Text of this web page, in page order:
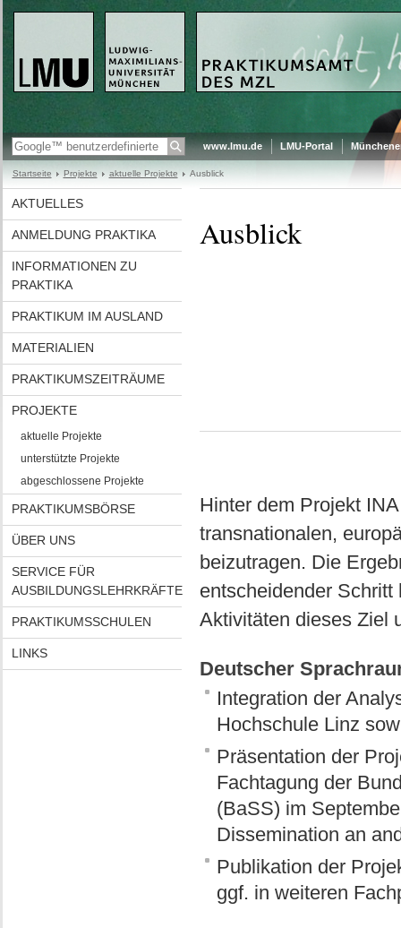
www.lmu.de LMU-Portal
Startseite Projekte aktuelle Projekte Ausblick
AKTUELLES
ANMELDUNG PRAKTIKA
INFORMATIONEN ZU
PRAKTIKA
PRAKTIKUM IM AUSLAND
MATERIALIEN
PRAKTIKUMSZEITRÄUME
PROJEKTE
aktuelle Projekte
unterstützte Projekte
abgeschlossene Projekte
PRAKTIKUMSBÖRSE
ÜBER UNS
SERVICE FÜR
AUSBILDUNGSLEHRKRÄFTE
PRAKTIKUMSSCHULEN
LINKS
Ausblick
Hinter dem Projekt
transnationalen,
beizutragen. Die
entscheidender
Aktivitäten dieses Ziel
Deutscher
Integration der
Hochschule Linz
Präsentation der
Fachtagung der
(BaSS) im
Dissemination an
Publikation der
ggf. in weiteren